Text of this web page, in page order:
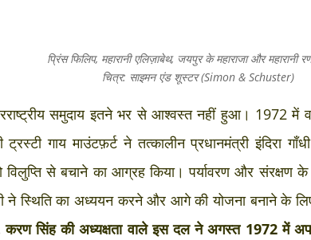
प्रिंस फिलिप, महारानी एलिज़ाबेथ, जयपुर के महाराजा और महारानी
चित्र: साइमन एंड शूस्टर (Simon & Schuster)
समुदाय इतने भर से आश्वस्त नहीं हुआ। 1972 में
ट्रस्टी गाय माउंटफ़र्ट ने तत्कालीन प्रधानमंत्री इंदिरा
विलुप्ति से बचाने का आग्रह किया। पर्यावरण और संरक्षण
ने स्थिति का अध्ययन करने और आगे की योजना बनाने के
करण सिंह की अध्यक्षता वाले इस दल ने अगस्त 1972 में